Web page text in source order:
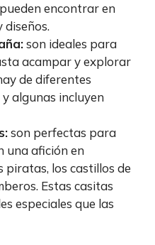
encontrar en
diseños.
son ideales para
acampar y explorar
de diferentes
algunas incluyen
son perfectas para
una afición en
piratas, los castillos de
Estas casitas
especiales que las